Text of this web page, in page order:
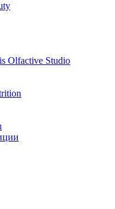
Olfactive Studio